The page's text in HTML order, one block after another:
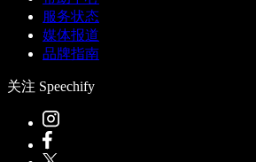
服务状态
媒体报道
品牌指南
关注 Speechify